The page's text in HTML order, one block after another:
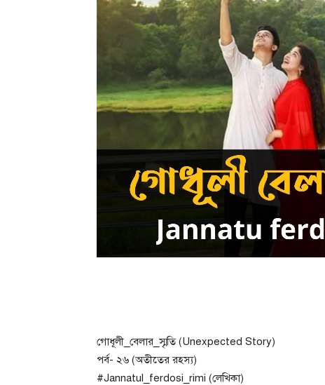
গোধূলী_বেলার_স্মৃতি (Unexpected Story)
পর্ব- ২৬ (অতীতের রহস্য)
#Jannatul_ferdosi_rimi (লেখিকা)